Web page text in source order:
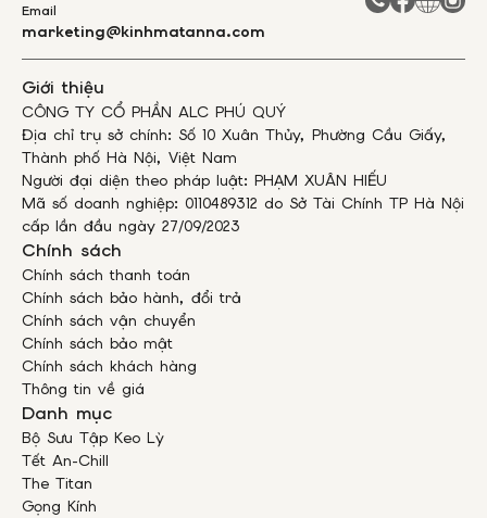
Email
marketing@kinhmatanna.com
Giới thiệu
CÔNG TY CỔ PHẦN ALC PHÚ QUÝ
Địa chỉ trụ sở chính: Số 10 Xuân Thủy, Phường Cầu Giấy,
Thành phố Hà Nội, Việt Nam
Người đại diện theo pháp luật: PHẠM XUÂN HIẾU
Mã số doanh nghiệp: 0110489312 do Sở Tài Chính TP Hà Nội
cấp lần đầu ngày 27/09/2023
Chính sách
Chính sách thanh toán
Chính sách bảo hành, đổi trả
Chính sách vận chuyển
Chính sách bảo mật
Chính sách khách hàng
Thông tin về giá
Danh mục
Bộ Sưu Tập Keo Lỳ
Tết An-Chill
The Titan
Gọng Kính